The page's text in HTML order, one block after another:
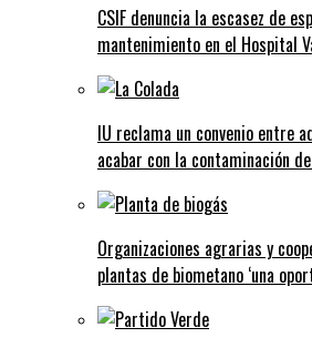
CSIF denuncia la escasez de
mantenimiento en el Hospital
IU reclama un convenio entre
acabar con la contaminación
Organizaciones agrarias y
plantas de biometano ‘una